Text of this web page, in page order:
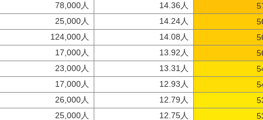
78,000人 14.36人
25,000人 14.24人
124,000人 14.08人
17,000人 13.92人
23,000人 13.31人
17,000人 12.93人
26,000人 12.79人
25,000人 12.75人